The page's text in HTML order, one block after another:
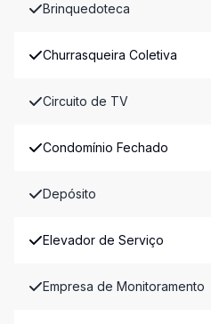
Brinquedoteca
Churrasqueira Coletiva
Circuito de TV
Condomínio Fechado
Depósito
Elevador de Serviço
Empresa de Monitoramento